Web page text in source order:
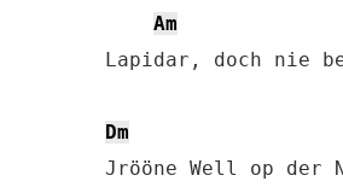
Am
Lapidar, doch nie
Dm